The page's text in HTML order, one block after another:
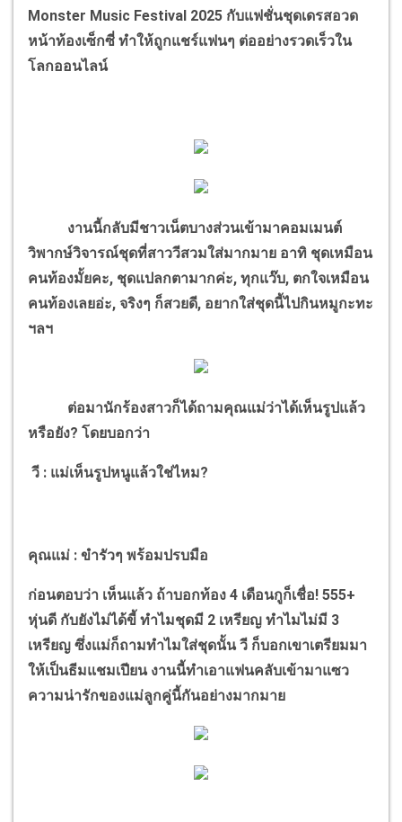
Monster Music Festival 2025 กับแฟชั่นชุดเดรสอวด
หน้าท้องเซ็กซี่ ทำให้ถูกแชร์แฟนๆ ต่ออย่างรวดเร็วใน
โลกออนไลน์
งานนี้กลับมีชาวเน็ตบางส่วนเข้ามาคอมเมนต์
วิพากษ์วิจารณ์ชุดที่สาววีสวมใส่มากมาย อาทิ ชุดเหมือน
คนท้องมั้ยคะ, ชุดแปลกตามากค่ะ, ทุกแว๊บ, ตกใจเหมือน
คนท้องเลยอ่ะ, จริงๆ ก็สวยดี, อยากใส่ชุดนี้ไปกินหมูกะทะ
ฯลฯ
ต่อมานักร้องสาวก็ได้ถามคุณแม่ว่าได้เห็นรูปแล้ว
หรือยัง? โดยบอกว่า
วี : แม่เห็นรูปหนูแล้วใช่ไหม?
คุณแม่ : ขำรัวๆ พร้อมปรบมือ
ก่อนตอบว่า เห็นแล้ว ถ้าบอกท้อง 4 เดือนกูก็เชื่อ! 555+
หุ่นดี กับยังไม่ได้ขี้ ทำไมชุดมี 2 เหรียญ ทำไมไม่มี 3
เหรียญ ซึ่งแม่ก็ถามทำไมใส่ชุดนั้น วี ก็บอกเขาเตรียมมา
ให้เป็นธีมแชมเปียน งานนี้ทำเอาแฟนคลับเข้ามาแซว
ความน่ารักของแม่ลูกคู่นี้กันอย่างมากมาย